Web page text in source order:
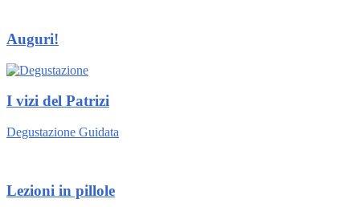
Auguri!
I vizi del Patrizi
Degustazione Guidata
Lezioni in pillole